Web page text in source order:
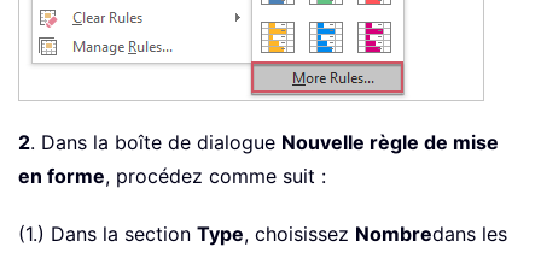
2. Dans la boîte de dialogue Nouvelle règle de mise
en forme, procédez comme suit :
(1.) Dans la section Type, choisissez Nombredans les